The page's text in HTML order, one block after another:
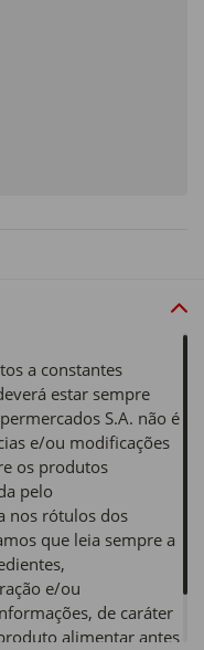
a constantes
estar sempre
S.A. não é
e/ou modificações
os produtos
pelo
nos rótulos dos
que leia sempre a
e/ou
de caráter
alimentar antes